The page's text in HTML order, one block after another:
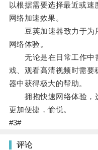
以根据需要选择最近或
网络加速效果。
豆荚加速器致力于为
网络体验。
无论是在日常工作中
戏、观看高清视频时需要
器中获得极大的帮助。
拥抱快速网络体验，
更加便捷，愉悦。
#3#
评论